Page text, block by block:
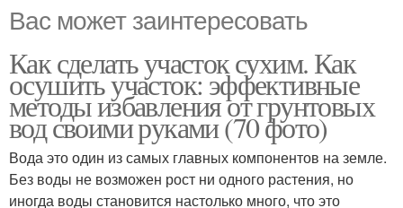
Вас может заинтересовать
Как сделать участок сухим. Как
осушить участок: эффективные
методы избавления от грунтовых
вод своими руками (70 фото)
Вода это один из самых главных компонентов на земле.
Без воды не возможен рост ни одного растения, но
иногда воды становится настолько много, что это